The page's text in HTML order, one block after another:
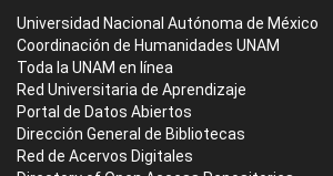
Universidad Nacional Autónoma de México
Coordinación de Humanidades UNAM
Toda la UNAM en línea
Red Universitaria de Aprendizaje
Portal de Datos Abiertos
Dirección General de Bibliotecas
Red de Acervos Digitales